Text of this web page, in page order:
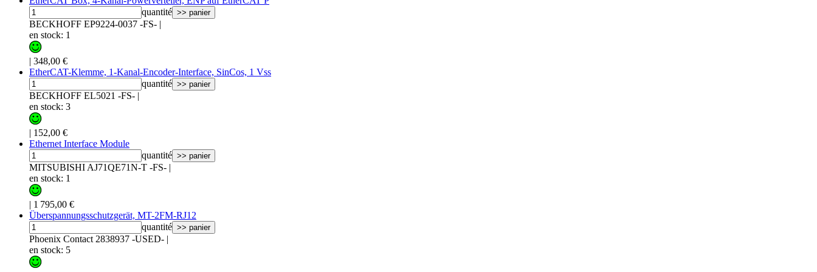
quantité >> panier
BECKHOFF EP9224-0037 -FS- |
en stock: 1
| 348,00 €
EtherCAT-Klemme, 1-Kanal-Encoder-Interface, SinCos, 1 Vss
quantité >> panier
BECKHOFF EL5021 -FS- |
en stock: 3
| 152,00 €
Ethernet Interface Module
quantité >> panier
MITSUBISHI AJ71QE71N-T -FS- |
en stock: 1
| 1 795,00 €
Überspannungsschutzgerät, MT-2FM-RJ12
quantité >> panier
Phoenix Contact 2838937 -USED- |
en stock: 5